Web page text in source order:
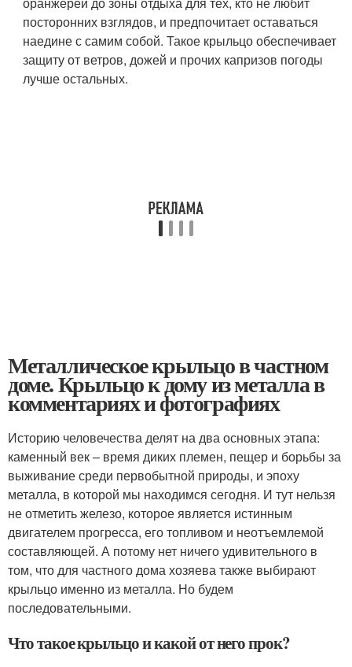
посторонних взглядов, и предпочитает оставаться
наедине с самим собой. Такое крыльцо обеспечивает
защиту от ветров, дожей и прочих капризов погоды
лучше остальных.
Металлическое крыльцо в частном
доме. Крыльцо к дому из металла в
комментариях и фотографиях
Историю человечества делят на два основных этапа:
каменный век – время диких племен, пещер и борьбы за
выживание среди первобытной природы, и эпоху
металла, в которой мы находимся сегодня. И тут нельзя
не отметить железо, которое является истинным
двигателем прогресса, его топливом и неотъемлемой
составляющей. А потому нет ничего удивительного в
том, что для частного дома хозяева также выбирают
крыльцо именно из металла. Но будем
последовательными.
Что такое крыльцо и какой от него прок?